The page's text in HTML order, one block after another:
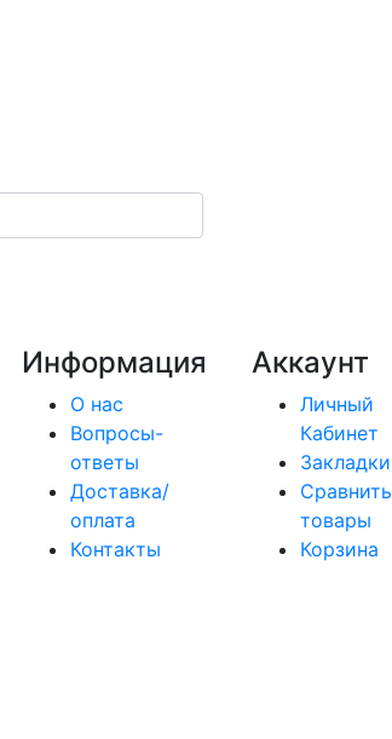
Информация
О нас
Вопросы-
ответы
Доставка/
оплата
Контакты
Аккаунт
Личный
Кабинет
Закладки
Сравнить
товары
Корзина